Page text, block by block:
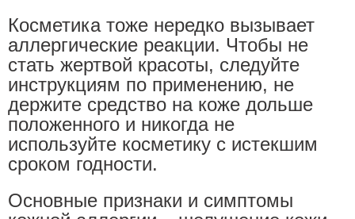
Косметика тоже нередко вызывает
аллергические реакции. Чтобы не
стать жертвой красоты, следуйте
инструкциям по применению, не
держите средство на коже дольше
положенного и никогда не
используйте косметику с истекшим
сроком годности.
Основные признаки и симптомы